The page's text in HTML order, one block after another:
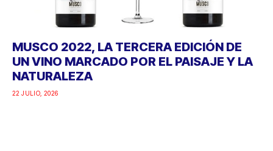
MUSCO 2022, LA TERCERA EDICIÓN DE
UN VINO MARCADO POR EL PAISAJE Y LA
NATURALEZA
22 JULIO, 2026